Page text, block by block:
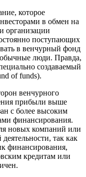
которое
в обмен на
организации
поступающих
в венчурный фонд
люди. Правда,
создаваемый
of funds).
венчурного
прибыли выше
с более высоким
финансирования.
новых компаний или
так как
финансирования,
кредитам или